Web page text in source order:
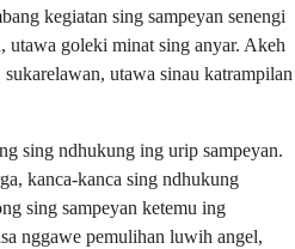
kegiatan sing sampeyan senengi
utawa goleki minat sing anyar. Akeh
utawa sinau katrampilan
sing ndhukung ing urip sampeyan.
kanca-kanca sing ndhukung
sing sampeyan ketemu ing
nggawe pemulihan luwih angel,